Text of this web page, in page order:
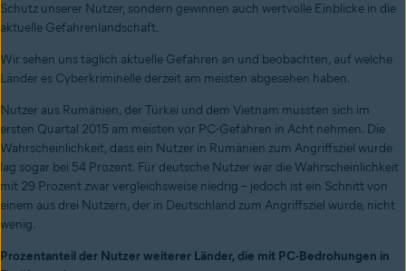
Schutz unserer Nutzer, sondern gewinnen auch wertvolle Einblicke in die
aktuelle Gefahrenlandschaft.
Wir sehen uns täglich aktuelle Gefahren an und beobachten, auf welche
Länder es Cyberkriminelle derzeit am meisten abgesehen haben.
Nutzer aus Rumänien, der Türkei und dem Vietnam mussten sich im
ersten Quartal 2015 am meisten vor PC-Gefahren in Acht nehmen. Die
Wahrscheinlichkeit, dass ein Nutzer in Rumänien zum Angriffsziel wurde
lag sogar bei 54 Prozent. Für deutsche Nutzer war die Wahrscheinlichkeit
mit 29 Prozent zwar vergleichsweise niedrig – jedoch ist ein Schnitt von
einem aus drei Nutzern, der in Deutschland zum Angriffsziel wurde, nicht
wenig.
Prozentanteil der Nutzer weiterer Länder, die mit PC-Bedrohungen in